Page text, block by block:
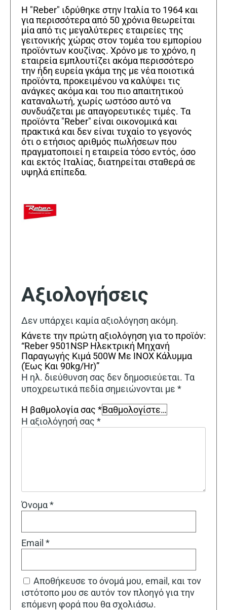
Η "Reber" ιδρύθηκε στην Ιταλία το 1964 και
για περισσότερα από 50 χρόνια θεωρείται
μία από τις μεγαλύτερες εταιρείες της
γειτονικής χώρας στον τομέα του εμπορίου
προϊόντων κουζίνας. Χρόνο με το χρόνο, η
εταιρεία εμπλουτίζει ακόμα περισσότερο
την ήδη ευρεία γκάμα της με νέα ποιοτικά
προϊόντα, προκειμένου να καλύψει τις
ανάγκες ακόμα και του πιο απαιτητικού
καταναλωτή, χωρίς ωστόσο αυτό να
συνδυάζεται με απαγορευτικές τιμές. Τα
προϊόντα "Reber" είναι οικονομικά και
πρακτικά και δεν είναι τυχαίο το γεγονός
ότι ο ετήσιος αριθμός πωλήσεων που
πραγματοποιεί η εταιρεία τόσο εντός, όσο
και εκτός Ιταλίας, διατηρείται σταθερά σε
υψηλά επίπεδα.
Αξιολογήσεις
Δεν υπάρχει καμία αξιολόγηση ακόμη.
Κάνετε την πρώτη αξιολόγηση για το προϊόν:
“Reber 9501NSP Ηλεκτρική Μηχανή
Παραγωγής Κιμά 500W Με INOX Κάλυμμα
(Έως Και 90kg/Hr)”
Η ηλ. διεύθυνση σας δεν δημοσιεύεται. Τα
υποχρεωτικά πεδία σημειώνονται με *
Η βαθμολογία σας *
Η αξιολόγησή σας *
Όνομα*
Email *
Αποθήκευσε το όνομά μου, email, και τον
ιστότοπο μου σε αυτόν τον πλοηγό για την
επόμενη φορά που θα σχολιάσω.